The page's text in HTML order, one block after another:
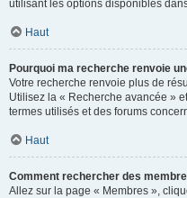
utilisant les options disponibles
Haut
Pourquoi ma recherche renvoie
Votre recherche renvoie plus de
Utilisez la « Recherche avancée »
termes utilisés et des forums
Haut
Comment rechercher des
Allez sur la page « Membres »,